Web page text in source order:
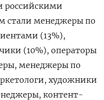
российскими
стали менеджеры по
(13%),
(10%), операторы
менеджеры по
художники
контент-